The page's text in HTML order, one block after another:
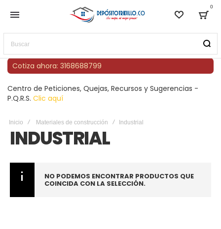
Lista de
0
Buscar
Cotiza ahora: 3168688799
Centro de Peticiones, Quejas, Recursos y Sugerencias -
P.Q.R.S. Clic aquí
Inicio Materiales de construcción Industrial
INDUSTRIAL
NO PODEMOS ENCONTRAR PRODUCTOS QUE
COINCIDA CON LA SELECCIÓN.